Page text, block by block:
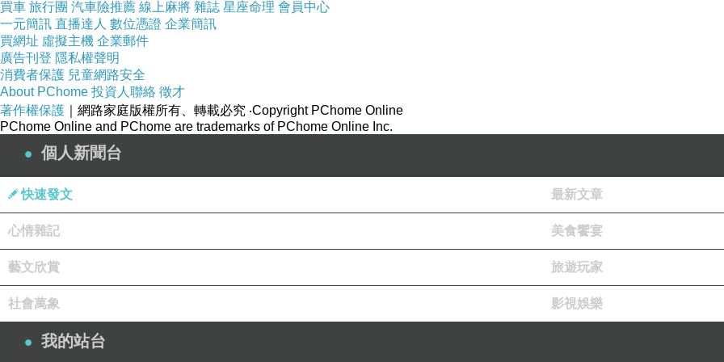
之前9年，在我們賣屋後又繼續7年，丁丁在《信義房屋》少說也有16年的工作資歷了，屬於長期在地深耕的
路過他們辦公室都還是會忍不住往裡瞧瞧他在不在，擔心他業績好不好之類，可惜姊妹倆賺錢能力實在太差
換屋(作夢吧)是一定會再找他的。
丁丁是太陽金牛，我和我娘都是火星金牛，那時委託不到一個月的時間房子就賀成交了，還剛好是太陽行運
你到我這年過五十的年紀又看多了人事後，就會明白有些事情真無法鐵齒，你還鐵齒通常是因為你根本不懂
旺相水星和木星合相的我又落落長、寫到離題去啦，重點是來到了Lucky 7的第七年，今年的美味小點心又剛
特別迷人，終於讓我下定決心來整理一下文青丁丁送的中秋禮盒照片，幫這個在地深耕服務多年的認真房仲
大家都好運！
▼2019 義美小餅乾
買車 旅行團 汽車險推薦 線上麻將 雜誌 星座命理 會員中心
一元簡訊 直播達人 數位憑證 企業簡訊
買網址 虛擬主機 企業郵件
廣告刊登 隱私權聲明
消費者保護 兒童網路安全
About PChome 投資人聯絡 徵才
著作權保護 ｜網路家庭版權所有、轉載必究 ‧Copyright PChome Online
PChome Online and PChome are trademarks of PChome Online Inc.
個人新聞台
快速發文 最新文章
心情雜記 美食饗宴
藝文欣賞 旅遊玩家
社會萬象 影視娛樂
我的站台